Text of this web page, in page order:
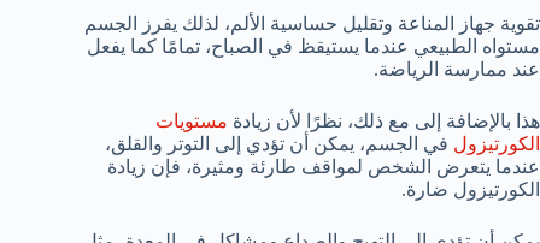
تقوية جهاز المناعة وتقليل حساسية الألم، لذلك يفرز الجسم
مستواه الطبيعي عندما يستيقظ في الصباح، تمامًا كما يفعل
عند ممارسة الرياضة.
هذا بالإضافة إلى مع ذلك، نظرًا لأن زيادة مستويات
الكورتيزول في الجسم، يمكن أن تؤدي إلى التوتر والقلق،
عندما يتعرض الشخص لمواقف طارئة ومثيرة، فإن زيادة
الكورتيزول ضارة.